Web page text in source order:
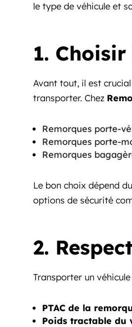
le type de véhicule et
1.
Avant tout, il est
transporter. Chez
Remorques porte-
Remorques porte-
Remorques
Le bon choix dépend
options de sécurité
2.
Transporter un
PTAC de la
Poids tractable du